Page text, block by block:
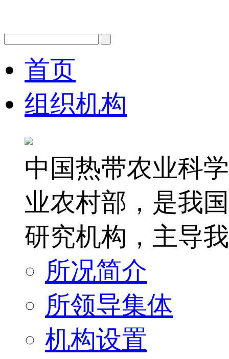
首页
组织机构
中国热带农业科
业农村部，是我
研究机构，主导
所况简介
所领导集体
机构设置